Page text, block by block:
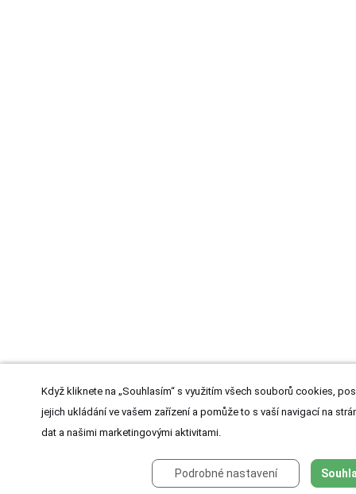
Když kliknete na „Souhlasím“ s využitím všech souborů cookies,
jejich ukládání ve vašem zařízení a pomůže to s vaší navigací na
dat a našimi marketingovými aktivitami.
Podrobné nastavení